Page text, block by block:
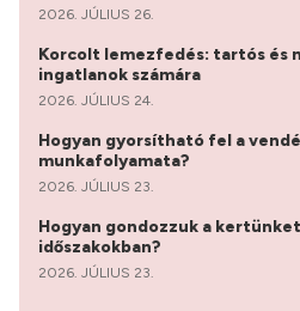
2026. JÚLIUS 26.
Korcolt lemezfedés: tartós és
ingatlanok számára
2026. JÚLIUS 24.
Hogyan gyorsítható fel a
munkafolyamata?
2026. JÚLIUS 23.
Hogyan gondozzuk a
időszakokban?
2026. JÚLIUS 23.